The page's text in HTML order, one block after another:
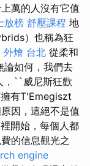
萬的人沒有它值
放榜 舒壓課程 地
）也稱為狂
外燴 台北 從柔和
論如何，我們去
，``威尼斯狂歡
有T'Emegiszt
因，這絕不是值
開始，每個人都
的信息觀光之
engine